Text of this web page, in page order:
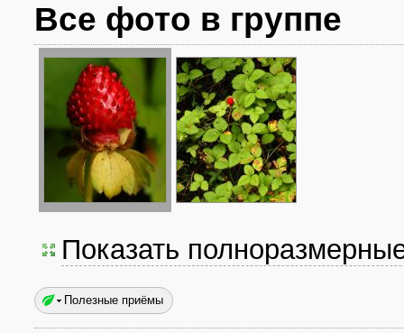
Все фото в группе
Показать
Полезные приёмы